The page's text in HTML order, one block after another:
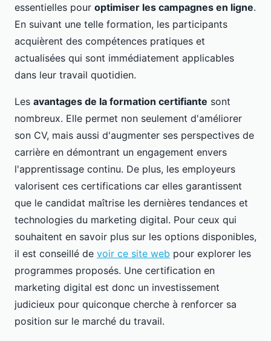
essentielles pour optimiser les campagnes en ligne.
En suivant une telle formation, les participants
acquièrent des compétences pratiques et
actualisées qui sont immédiatement applicables
dans leur travail quotidien.
Les avantages de la formation certifiante sont
nombreux. Elle permet non seulement d'améliorer
son CV, mais aussi d'augmenter ses perspectives de
carrière en démontrant un engagement envers
l'apprentissage continu. De plus, les employeurs
valorisent ces certifications car elles garantissent
que le candidat maîtrise les dernières tendances et
technologies du marketing digital. Pour ceux qui
souhaitent en savoir plus sur les options disponibles,
il est conseillé de voir ce site web pour explorer les
programmes proposés. Une certification en
marketing digital est donc un investissement
judicieux pour quiconque cherche à renforcer sa
position sur le marché du travail.